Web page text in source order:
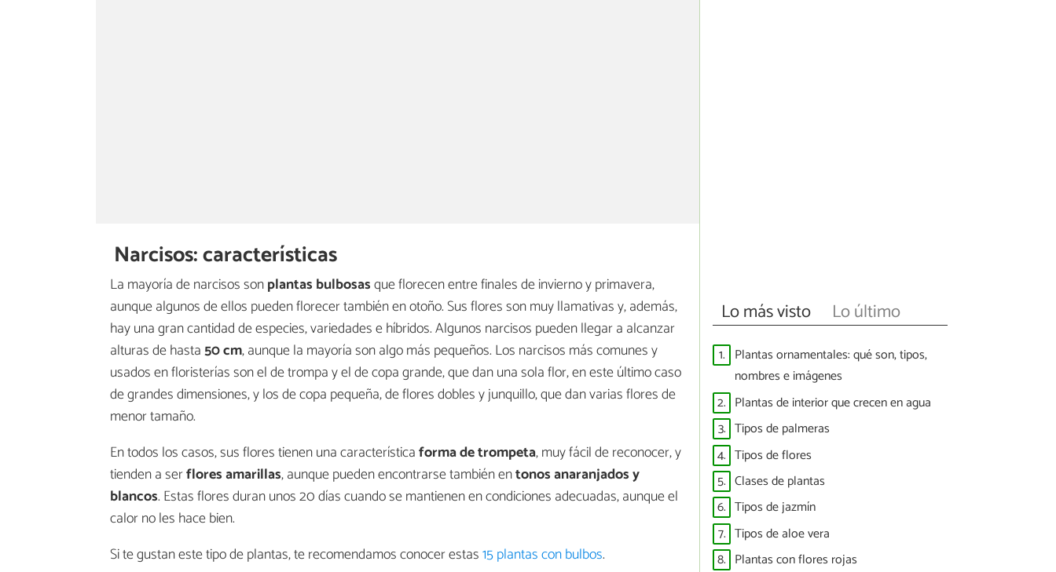
Narcisos: características
La mayoría de narcisos sonplantas bulbosasque florecen entre finales de invierno y primavera,
aunque algunos de ellos pueden florecer también en otoño. Sus flores son muy llamativas y, además,
hay una gran cantidad de especies, variedades e híbridos. Algunos narcisos pueden llegar a alcanzar
alturas de hasta50 cm, aunque la mayoría son algo más pequeños. Los narcisos más comunes y
usados en floristerías son el de trompa y el de copa grande, que dan una sola flor, en este último caso
de grandes dimensiones, y los de copa pequeña, de flores dobles y junquillo, que dan varias flores de
menor tamaño.
En todos los casos, sus flores tienen una característicaforma de trompeta, muy fácil de reconocer, y
tienden a serflores amarillas, aunque pueden encontrarse también entonos anaranjados y
blancos. Estas flores duran unos 20 días cuando se mantienen en condiciones adecuadas, aunque el
calor no les hace bien.
Si te gustan este tipo de plantas, te recomendamos conocer estas15 plantas con bulbos.
Lo más visto Lo último
1. Plantas ornamentales: qué son, tipos,
nombres e imágenes
2. Plantas de interior que crecen en agua
3. Tipos de palmeras
4. Tipos de flores
5. Clases de plantas
6. Tipos de jazmín
7. Tipos de aloe vera
8. Plantas con flores rojas